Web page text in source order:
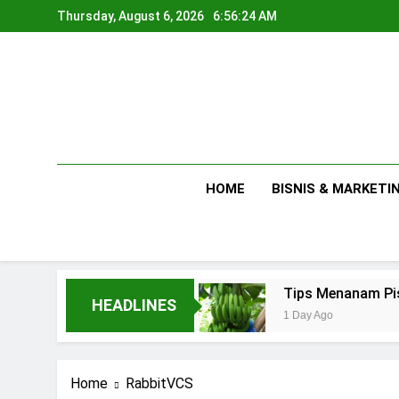
to
Thursday, August 6, 2026 6:56:25 AM
HOME BISNIS &
HEADLINES
Tips Menanam Pisang :
1 Day Ago
Home RabbitVCS